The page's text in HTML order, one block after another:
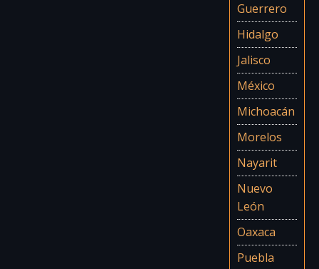
Guerrero
Hidalgo
Jalisco
México
Michoacán
Morelos
Nayarit
Nuevo
León
Oaxaca
Puebla